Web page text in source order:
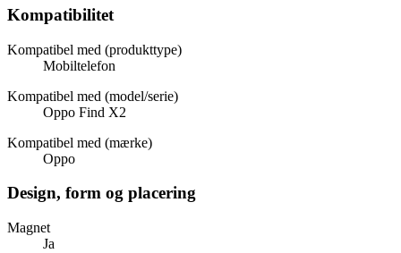
Kompatibilitet
Kompatibel med (produkttype)
Mobiltelefon
Kompatibel med (model/serie)
Oppo Find X2
Kompatibel med (mærke)
Oppo
Design, form og placering
Magnet
Ja